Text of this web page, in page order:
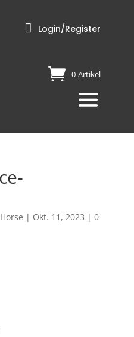
 Login/Register
0-Artikel
| Okt. 11, 2023 | 0